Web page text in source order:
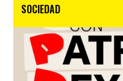
SOCIEDAD